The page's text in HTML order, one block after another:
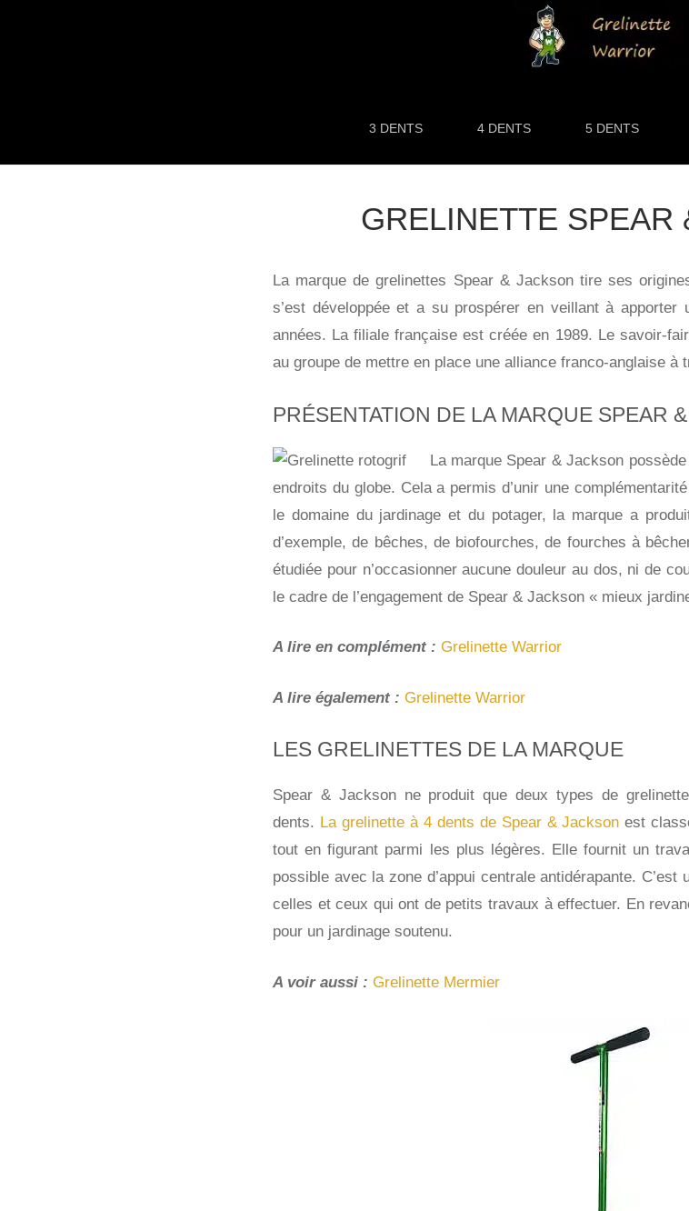
3 DENTS 4 DENTS 5 DENTS
GRELINETTE SPEAR
La marque de grelinettes Spear & Jackson tire ses
s’est développée et a su prospérer en veillant à apporter
années. La filiale française est créée en 1989. Le savoir-
au groupe de mettre en place une alliance franco-anglaise à
PRÉSENTATION DE LA MARQUE SPEAR
La marque Spear & Jackson
endroits du globe. Cela a permis d’unir une
le domaine du jardinage et du potager, la marque a
d’exemple, de bêches, de biofourches, de fourches à
étudiée pour n’occasionner aucune douleur au dos, ni de
le cadre de l’engagement de Spear & Jackson « mieux
A lire en complément : Grelinette Warrior
A lire également : Grelinette Warrior
LES GRELINETTES DE LA MARQUE
Spear & Jackson ne produit que deux types de
dents. La grelinette à 4 dents de Spear & Jackson est
tout en figurant parmi les plus légères. Elle fournit un
possible avec la zone d’appui centrale antidérapante.
celles et ceux qui ont de petits travaux à effectuer. En
pour un jardinage soutenu.
A voir aussi : Grelinette Mermier